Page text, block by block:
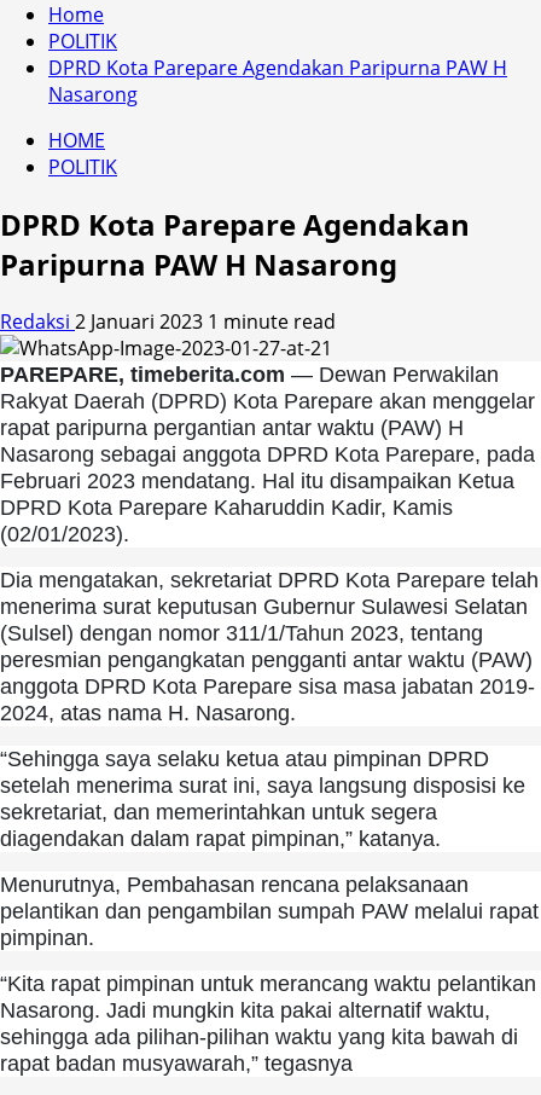
Home
POLITIK
DPRD Kota Parepare Agendakan Paripurna PAW H
Nasarong
HOME
POLITIK
DPRD Kota Parepare Agendakan
Paripurna PAW H Nasarong
Redaksi 2 Januari 2023 1 minute read
PAREPARE, timeberita.com — Dewan Perwakilan
Rakyat Daerah (DPRD) Kota Parepare akan menggelar
rapat paripurna pergantian antar waktu (PAW) H
Nasarong sebagai anggota DPRD Kota Parepare, pada
Februari 2023 mendatang. Hal itu disampaikan Ketua
DPRD Kota Parepare Kaharuddin Kadir, Kamis
(02/01/2023).
Dia mengatakan, sekretariat DPRD Kota Parepare telah
menerima surat keputusan Gubernur Sulawesi Selatan
(Sulsel) dengan nomor 311/1/Tahun 2023, tentang
peresmian pengangkatan pengganti antar waktu (PAW)
anggota DPRD Kota Parepare sisa masa jabatan 2019-
2024, atas nama H. Nasarong.
“Sehingga saya selaku ketua atau pimpinan DPRD
setelah menerima surat ini, saya langsung disposisi ke
sekretariat, dan memerintahkan untuk segera
diagendakan dalam rapat pimpinan,” katanya.
Menurutnya, Pembahasan rencana pelaksanaan
pelantikan dan pengambilan sumpah PAW melalui rapat
pimpinan.
“Kita rapat pimpinan untuk merancang waktu pelantikan
Nasarong. Jadi mungkin kita pakai alternatif waktu,
sehingga ada pilihan-pilihan waktu yang kita bawah di
rapat badan musyawarah,” tegasnya